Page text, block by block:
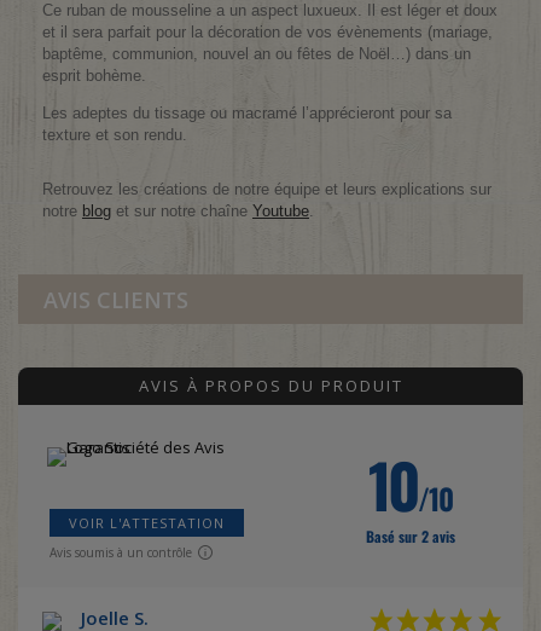
Ce ruban de mousseline a un aspect luxueux. Il est léger et doux
et il sera parfait pour la décoration de vos évènements (mariage,
baptême, communion, nouvel an ou fêtes de Noël…) dans un
esprit bohème.
Les adeptes du tissage ou macramé l’apprécieront pour sa
texture et son rendu.
Retrouvez les créations de notre équipe et leurs explications sur
notre blog et sur notre chaîne Youtube.
AVIS CLIENTS
AVIS À PROPOS DU PRODUIT
VOIR L'ATTESTATION
Avis soumis à un contrôle
10/10
Basé sur 2 avis
Joelle S.